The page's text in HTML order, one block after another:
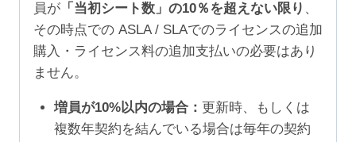
員が 「当初シート数」の10％を超えない限り 、
その時点での ASLA / SLAでのライセンスの追加
購入・ライセンス料の追加支払いの必要はあり
ません。
増員が10%以内の場合： 更新時、もしくは
複数年契約を結んでいる場合は毎年の契約